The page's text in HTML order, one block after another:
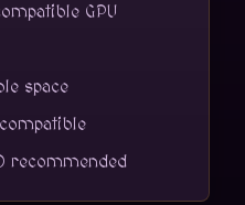
GPU
space
recommended